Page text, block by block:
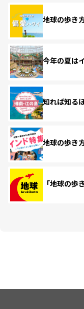
地球の歩き
今年の夏は
知れば知る
地球の歩き
「地球の歩